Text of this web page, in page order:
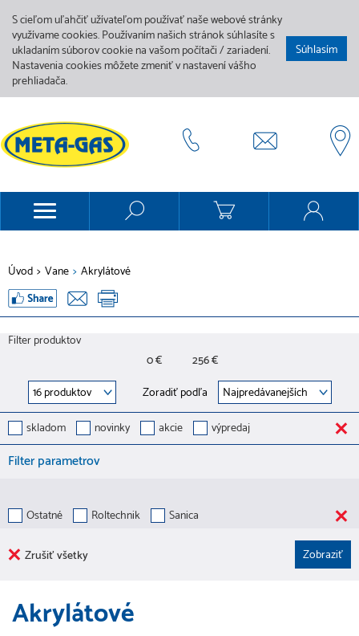
S cieľom uľahčiť užívateľom používať naše webové stránky
využívame cookies. Používaním našich stránok súhlasíte s
ukladaním súborov cookie na vašom počítači / zariadení.
Nastavenia cookies môžete zmeniť v nastavení vášho
prehliadača.
Súhlasím
Úvod > Vane > Akrylátové
Filter produktov
0 €
256 €
Zoradiť podľa
skladom
novinky akcie výpredaj
Filter parametrov
Ostatné Roltechnik Sanica
Zrušiť všetky
Akrylátové